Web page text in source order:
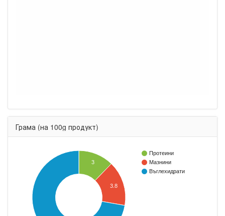
Грама (на 100g продукт)
Протеини
Мазнини
Въглехидрати
3
3.8